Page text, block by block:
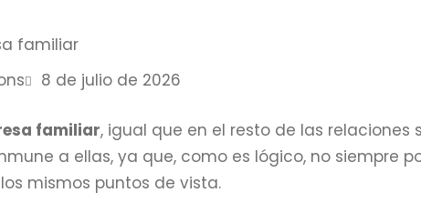
8 de julio de 2026
familiar, igual que en el resto de las relaciones
a ellas, ya que, como es lógico, no siempre
mismos puntos de vista.